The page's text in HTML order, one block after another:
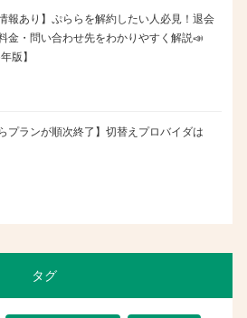
報あり】ぷららを解約したい人必見！退会
金・問い合わせ先をわかりやすく解説📣
版】
プランが順次終了】切替えプロバイダは
タグ